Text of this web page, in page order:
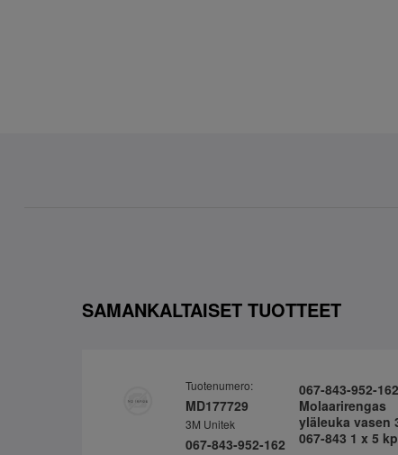
SAMANKALTAISET TUOTTEET
Tuotenumero:
MD177729
3M Unitek
067-843-952-162
067-843-952-162
Molaarirengas
yläleuka vasen
067-843 1 x 5